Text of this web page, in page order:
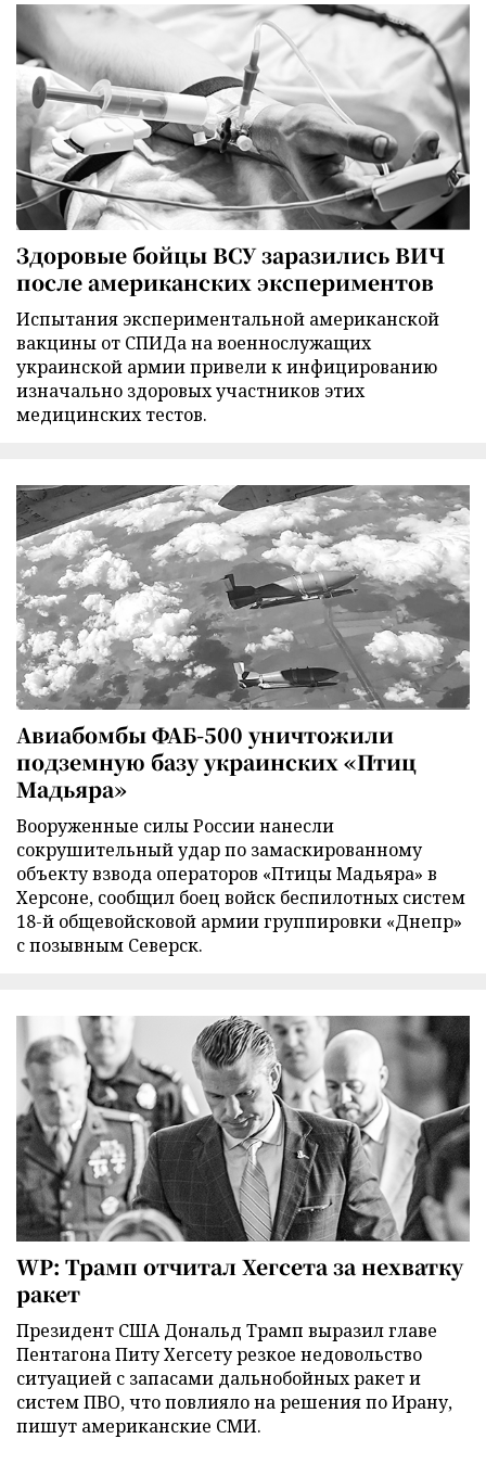
Здоровые бойцы ВСУ заразились ВИЧ
после американских экспериментов
Испытания экспериментальной американской
вакцины от СПИДа на военнослужащих
украинской армии привели к инфицированию
изначально здоровых участников этих
медицинских тестов.
Авиабомбы ФАБ-500 уничтожили
подземную базу украинских «Птиц
Мадьяра»
Вооруженные силы России нанесли
сокрушительный удар по замаскированному
объекту взвода операторов «Птицы Мадьяра» в
Херсоне, сообщил боец войск беспилотных систем
18-й общевойсковой армии группировки «Днепр»
с позывным Северск.
WP: Трамп отчитал Хегсета за нехватку
ракет
Президент США Дональд Трамп выразил главе
Пентагона Питу Хегсету резкое недовольство
ситуацией с запасами дальнобойных ракет и
систем ПВО, что повлияло на решения по Ирану,
пишут американские СМИ.